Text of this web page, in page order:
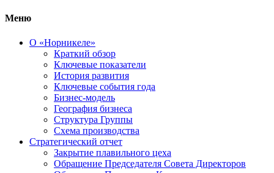
Меню
О «Норникеле»
Краткий обзор
Ключевые показатели
История развития
Ключевые события года
Бизнес-модель
География бизнеса
Структура Группы
Схема производства
Стратегический отчет
Закрытие плавильного цеха
Обращение Председателя Совета Директоров